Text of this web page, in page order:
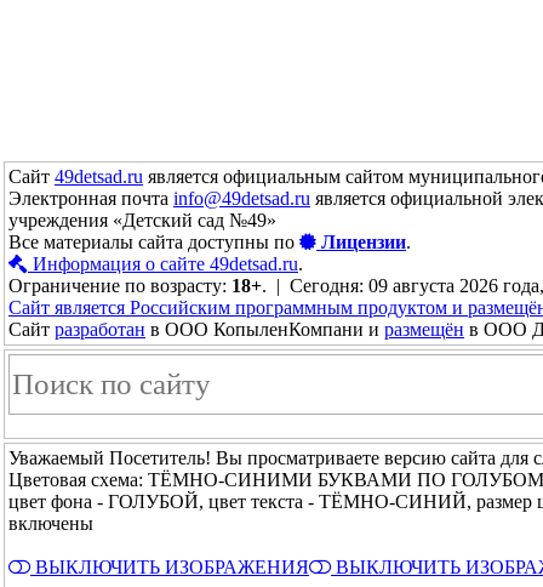
Сайт 49detsad.ru является официальным сайтом
Электронная почта info@49detsad.ru является официальной
учреждения «Детский сад №49»
Все материалы сайта доступны по
Лицензии.
Информация о сайте 49detsad.ru.
Ограничение по возрасту: 18+. | Сегодня: 09 августа 2026
Сайт является Российским программным продуктом и
Сайт разработан в ООО КопыленКомпани и размещён в ООО
Уважаемый Посетитель! Вы просматриваете версию сайта для
Цветовая схема: ТЁМНО-СИНИМИ БУКВАМИ ПО
цвет фона - ГОЛУБОЙ, цвет текста - ТЁМНО-СИНИЙ,
включены
ВЫКЛЮЧИТЬ ИЗОБРАЖЕНИЯ ВЫКЛЮЧИТЬ